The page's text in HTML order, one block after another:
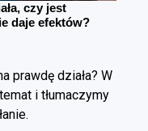
czy jest
daje efektów?
prawdę działa? W
i tłumaczymy